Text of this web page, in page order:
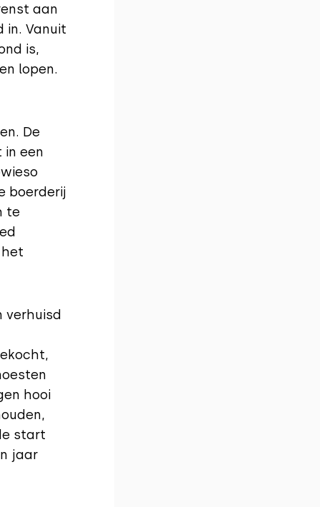
aan
in. Vanuit
is,
lopen.
De
een
boerderij
te
verhuisd
hooi
start
jaar